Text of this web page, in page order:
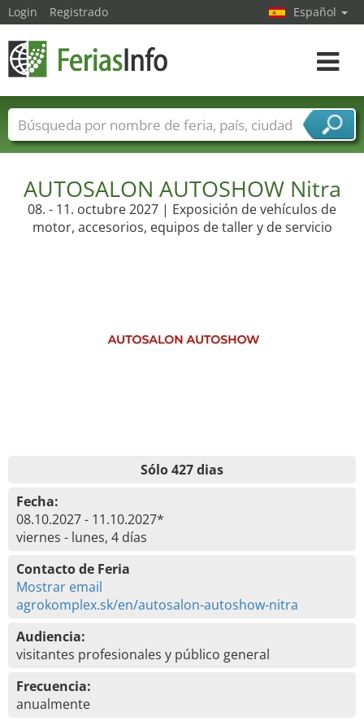
AUTOSALON AUTOSHOW Nitra
08. - 11. octubre 2027 | Exposición de vehículos de
motor, accesorios, equipos de taller y de servicio
Sólo 427 dias
Fecha:
08.10.2027 - 11.10.2027*
viernes - lunes, 4 días
Contacto de Feria
Mostrar email
agrokomplex.sk/en/autosalon-autoshow-nitra
Audiencia:
visitantes profesionales y público general
Frecuencia:
anualmente
Login Registrado Español
toggle
Nombres de ferias Países
Ciudades
Sectores de proveedor de servicios